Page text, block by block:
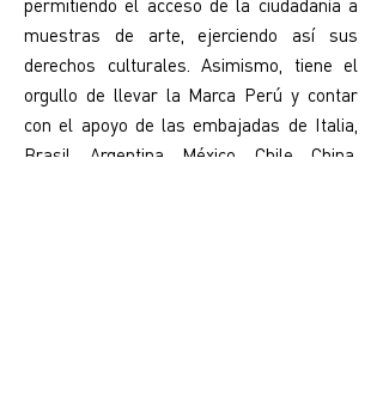
permitiendo el acceso de la ciudadanía a
muestras de arte, ejerciendo así sus
derechos culturales. Asimismo, tiene el
orgullo de llevar la Marca Perú y contar
con el apoyo de las embajadas de Italia,
Brasil, Argentina, México, Chile, China,